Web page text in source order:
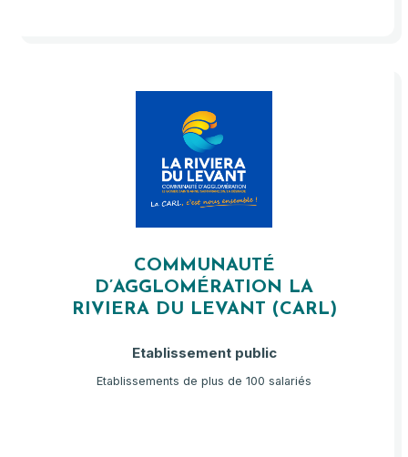
COMMUNAUTÉ
D’AGGLOMÉRATION LA
RIVIERA DU LEVANT (CARL)
Etablissement public
Etablissements de plus de 100 salariés